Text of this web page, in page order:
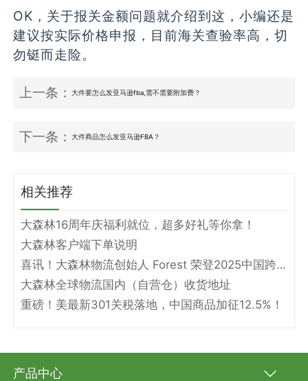
OK，关于报关金额问题就介绍到这，小编还是
建议按实际价格申报，目前海关查验率高，切
勿铤而走险。
上一条：大件要怎么发亚马逊fba,需不需要附加费？
下一条：大件商品怎么发亚马逊FBA？
相关推荐
大森林16周年庆福利就位，超多好礼等你拿！
大森林客户端下单说明
喜讯！大森林物流创始人 Forest 荣登2025中国跨境电商物流名人堂！
大森林全球物流国内（自营仓）收货地址
重磅！美最新301关税落地，中国商品加征12.5%！
产品中心